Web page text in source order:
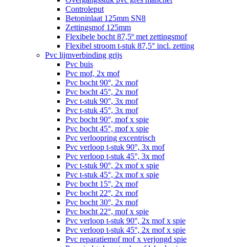
Controleput
Betoninlaat 125mm SN8
Zettingsmof 125mm
Flexibele bocht 87,5º met zettingsmof
Flexibel stroom t-stuk 87,5° incl. zetting
Pvc lijmverbinding grijs
Pvc buis
Pvc mof, 2x mof
Pvc bocht 90°, 2x mof
Pvc bocht 45°, 2x mof
Pvc t-stuk 90°, 3x mof
Pvc t-stuk 45°, 3x mof
Pvc bocht 90°, mof x spie
Pvc bocht 45°, mof x spie
Pvc verloopring excentrisch
Pvc verloop t-stuk 90°, 3x mof
Pvc verloop t-stuk 45°, 3x mof
Pvc t-stuk 90°, 2x mof x spie
Pvc t-stuk 45°, 2x mof x spie
Pvc bocht 15°, 2x mof
Pvc bocht 22°, 2x mof
Pvc bocht 30°, 2x mof
Pvc bocht 22°, mof x spie
Pvc verloop t-stuk 90°, 2x mof x spie
Pvc verloop t-stuk 45°, 2x mof x spie
Pvc reparatiemof mof x verjongd spie